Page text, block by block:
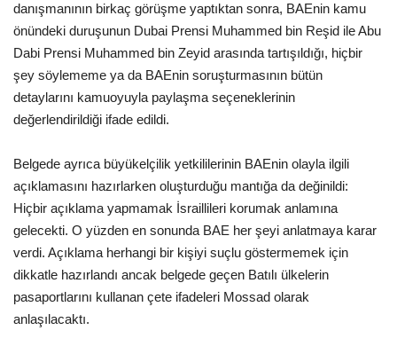
danışmanının birkaç görüşme yaptıktan sonra, BAEnin kamu
önündeki duruşunun Dubai Prensi Muhammed bin Reşid ile Abu
Dabi Prensi Muhammed bin Zeyid arasında tartışıldığı, hiçbir
şey söylememe ya da BAEnin soruşturmasının bütün
detaylarını kamuoyuyla paylaşma seçeneklerinin
değerlendirildiği ifade edildi.
Belgede ayrıca büyükelçilik yetkililerinin BAEnin olayla ilgili
açıklamasını hazırlarken oluşturduğu mantığa da değinildi:
Hiçbir açıklama yapmamak İsraillileri korumak anlamına
gelecekti. O yüzden en sonunda BAE her şeyi anlatmaya karar
verdi. Açıklama herhangi bir kişiyi suçlu göstermemek için
dikkatle hazırlandı ancak belgede geçen Batılı ülkelerin
pasaportlarını kullanan çete ifadeleri Mossad olarak
anlaşılacaktı.